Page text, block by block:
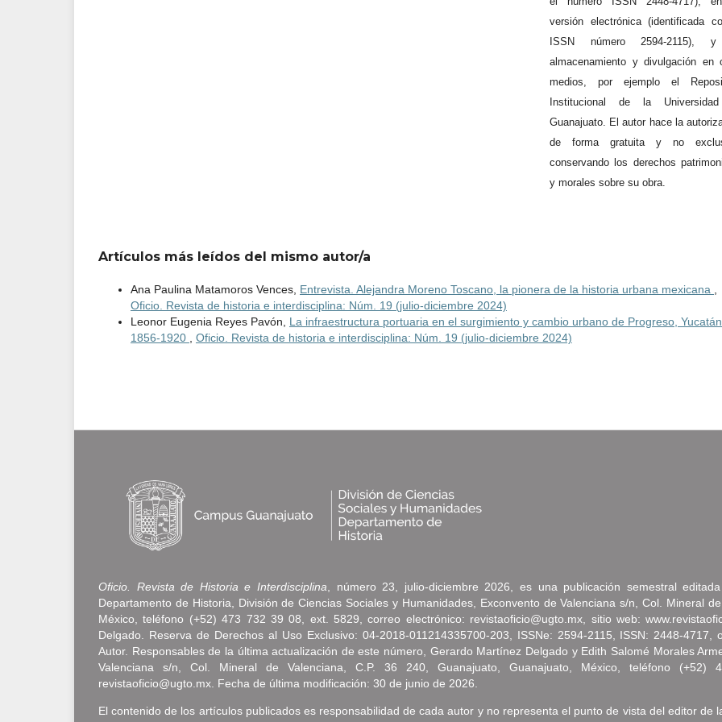
versión electrónica (identificada
ISSN número 2594-2115),
almacenamiento y divulgación en
medios, por ejemplo el
Institucional de la
Guanajuato. El autor hace la
de forma gratuita y no
conservando los derechos
y morales sobre su obra.
Artículos más leídos del mismo autor/a
Ana Paulina Matamoros Vences, Entrevista. Alejandra Moreno Toscano, la pionera de la historia urbana mexicana
Oficio. Revista de historia e interdisciplina: Núm. 19 (julio-diciembre 2024)
Leonor Eugenia Reyes Pavón, La infraestructura portuaria en el surgimiento y cambio urbano de Progreso, Yucatán,
1856-1920
Oficio. Revista de historia e interdisciplina: Núm. 19 (julio-diciembre 2024)
Oficio. Revista de Historia e Interdisciplina , número 23, julio-diciembre 2026, es una publicación semestral
Departamento de Historia, División de Ciencias Sociales y Humanidades, Exconvento de Valenciana s/n, Col. Mineral
México, teléfono (+52) 473 732 39 08, ext. 5829, correo electrónico: revistaoficio@ugto.mx, sitio web:
Delgado. Reserva de Derechos al Uso Exclusivo: 04-2018-011214335700-203, ISSNe: 2594-2115, ISSN: 2448-
Autor. Responsables de la última actualización de este número, Gerardo Martínez Delgado y Edith Salomé Morales
Valenciana s/n, Col. Mineral de Valenciana, C.P. 36 240, Guanajuato, Guanajuato, México, teléfono
revistaoficio@ugto.mx. Fecha de última modificación: 30 de junio de 2026.
El contenido de los artículos publicados es responsabilidad de cada autor y no representa el punto de vista del editor de